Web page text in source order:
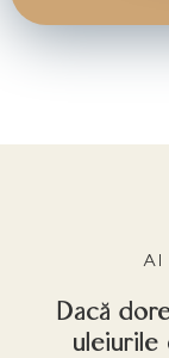
AI
Dacă
uleiurile